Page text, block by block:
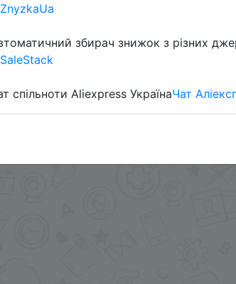
збирач знижок з різних
спільноти Aliexpress УкраїнаЧат